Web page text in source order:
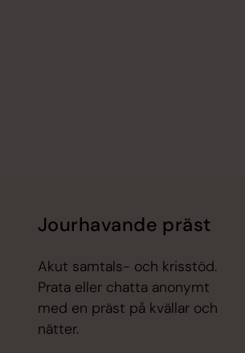
Jourhavande präst
Akut samtals- och krisstöd.
Prata eller chatta anonymt
med en präst på kvällar och
nätter.